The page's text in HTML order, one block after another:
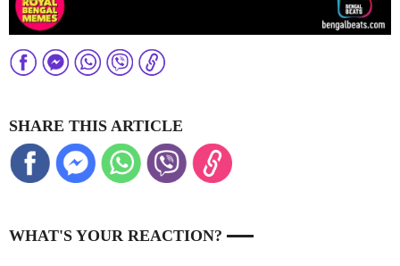
SHARE THIS ARTICLE
WHAT'S YOUR REACTION?